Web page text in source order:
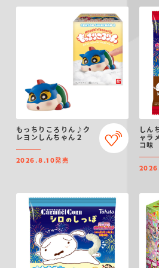
もっちりころりん♪ク
レヨンしんちゃん２
2026.8.10発売
しん
ャラ
コ味